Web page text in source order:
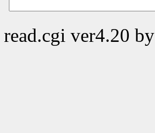
read.cgi ver4.20 by